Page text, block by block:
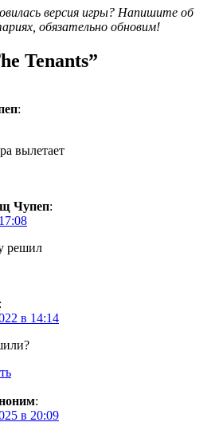
версия игры? Напишите об
обязательно обновим!
Tenants”
:
вылетает
Чупеп:
решил
:
в 14:14
:
в 20:09